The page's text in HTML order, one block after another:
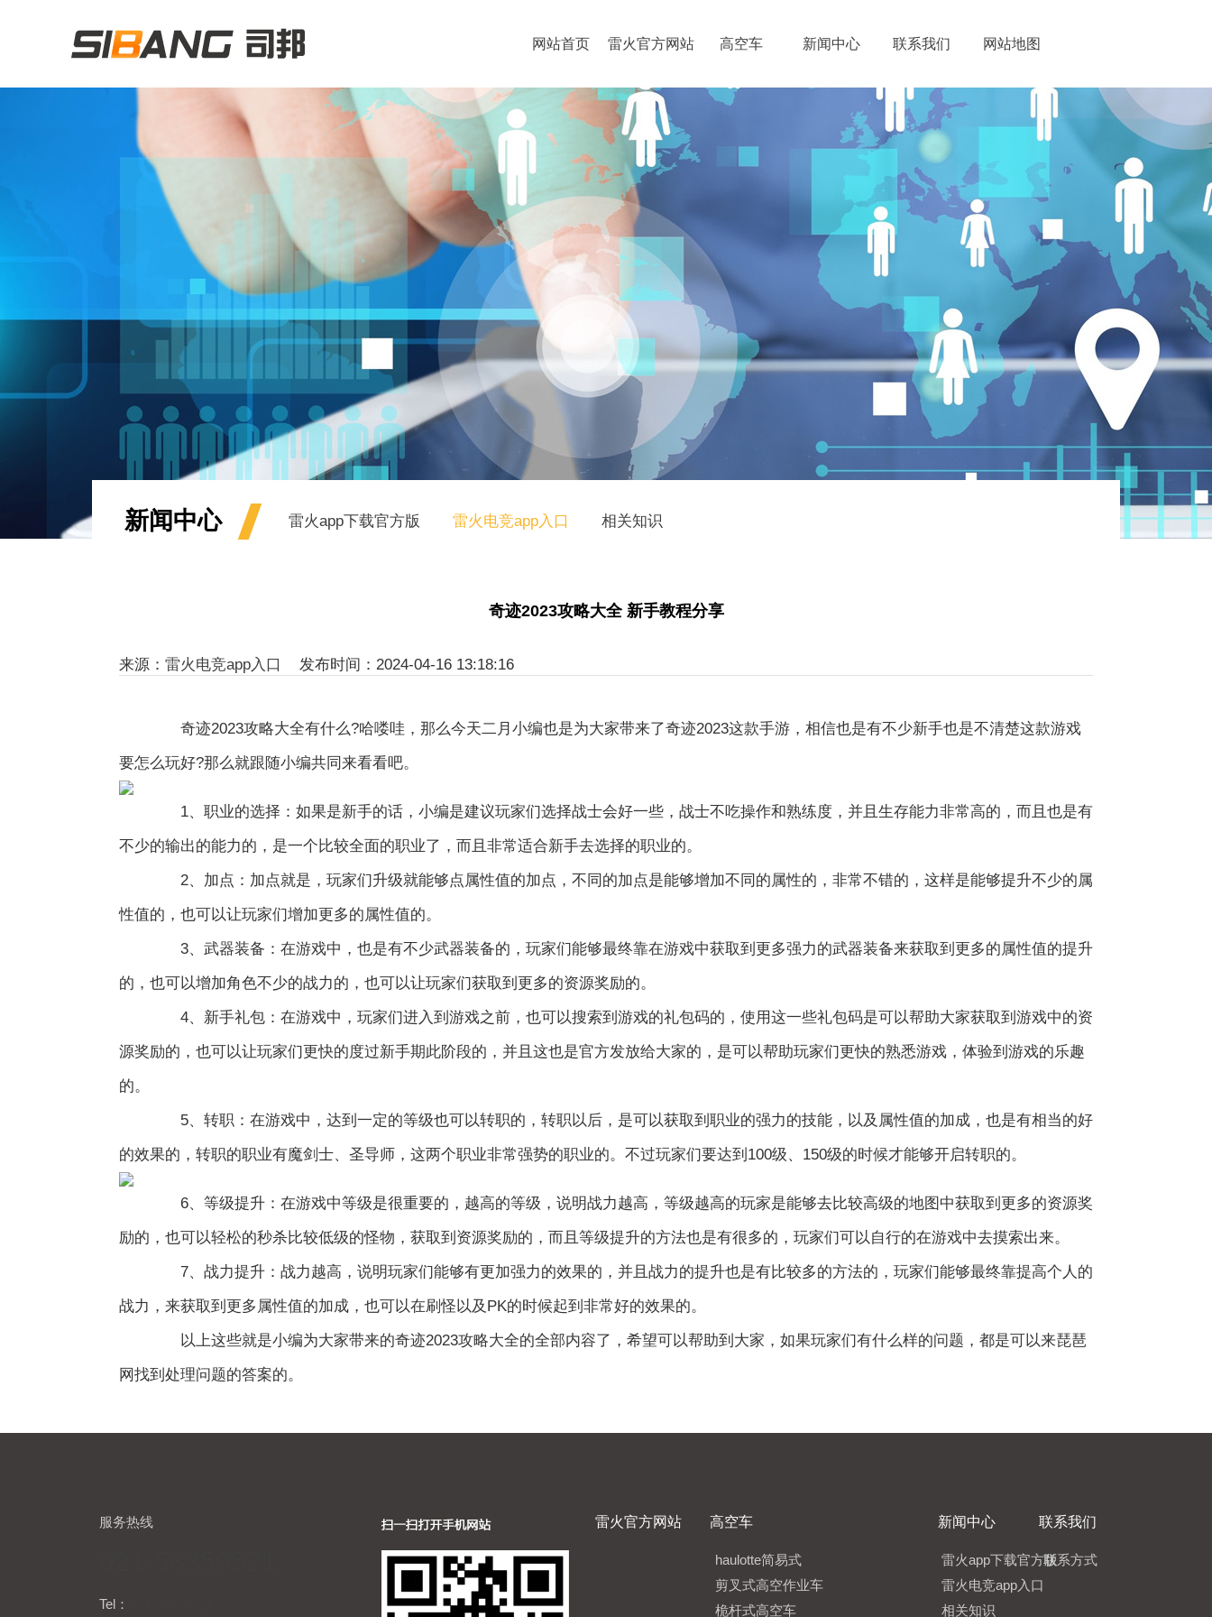
网站首页 雷火官方网站 高空车 新闻中心 联系我们 网站地图
新闻中心 雷火app下载官方版 雷火电竞app入口 相关知识
奇迹2023攻略大全 新手教程分享
来源： 雷火电竞app入口 发布时间：2024-04-16 13:18:16
奇迹2023攻略大全有什么?哈喽哇，那么今天二月小编也是为大家带来了奇迹2023这款手游，相信也是有不少新手也是不清楚这款游戏
要怎么玩好?那么就跟随小编共同来看看吧。
1、职业的选择：如果是新手的话，小编是建议玩家们选择战士会好一些，战士不吃操作和熟练度，并且生存能力非常高的，而且也是有
不少的输出的能力的，是一个比较全面的职业了，而且非常适合新手去选择的职业的。
2、加点：加点就是，玩家们升级就能够点属性值的加点，不同的加点是能够增加不同的属性的，非常不错的，这样是能够提升不少的属
性值的，也可以让玩家们增加更多的属性值的。
3、武器装备：在游戏中，也是有不少武器装备的，玩家们能够最终靠在游戏中获取到更多强力的武器装备来获取到更多的属性值的提升
的，也可以增加角色不少的战力的，也可以让玩家们获取到更多的资源奖励的。
4、新手礼包：在游戏中，玩家们进入到游戏之前，也可以搜索到游戏的礼包码的，使用这一些礼包码是可以帮助大家获取到游戏中的资
源奖励的，也可以让玩家们更快的度过新手期此阶段的，并且这也是官方发放给大家的，是可以帮助玩家们更快的熟悉游戏，体验到游戏的乐趣
的。
5、转职：在游戏中，达到一定的等级也可以转职的，转职以后，是可以获取到职业的强力的技能，以及属性值的加成，也是有相当的好
的效果的，转职的职业有魔剑士、圣导师，这两个职业非常强势的职业的。不过玩家们要达到100级、150级的时候才能够开启转职的。
6、等级提升：在游戏中等级是很重要的，越高的等级，说明战力越高，等级越高的玩家是能够去比较高级的地图中获取到更多的资源奖
励的，也可以轻松的秒杀比较低级的怪物，获取到资源奖励的，而且等级提升的方法也是有很多的，玩家们可以自行的在游戏中去摸索出来。
7、战力提升：战力越高，说明玩家们能够有更加强力的效果的，并且战力的提升也是有比较多的方法的，玩家们能够最终靠提高个人的
战力，来获取到更多属性值的加成，也可以在刷怪以及PK的时候起到非常好的效果的。
以上这些就是小编为大家带来的奇迹2023攻略大全的全部内容了，希望可以帮助到大家，如果玩家们有什么样的问题，都是可以来琵琶
网找到处理问题的答案的。
服务热线
Tel：
雷火官方网站 高空车
haulotte简易式
剪叉式高空作业车
桅杆式高空车
新闻中心
雷火app下载官方版
雷火电竞app入口
相关知识
联系我们
联系方式